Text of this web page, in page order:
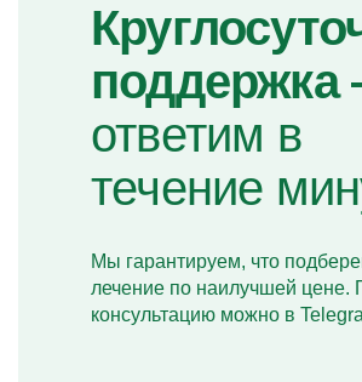
ответим в
течение
Мы гарантируем, что
лечение по наилучшей цене.
консультацию можно в